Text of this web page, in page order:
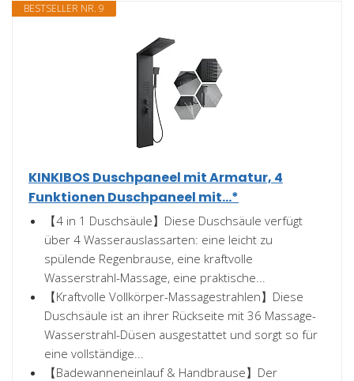
BESTSELLER NR. 9
KINKIBOS Duschpaneel mit Armatur, 4
Funktionen Duschpaneel mit...*
【4 in 1 Duschsäule】Diese Duschsäule verfügt
über 4 Wasserauslassarten: eine leicht zu
spülende Regenbrause, eine kraftvolle
Wasserstrahl-Massage, eine praktische...
【Kraftvolle Vollkörper-Massagestrahlen】Diese
Duschsäule ist an ihrer Rückseite mit 36 Massage-
Wasserstrahl-Düsen ausgestattet und sorgt so für
eine vollständige...
【Badewanneneinlauf & Handbrause】Der